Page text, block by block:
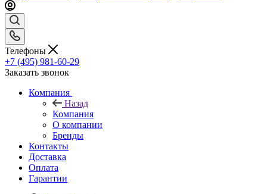
Телефоны
+7 (495) 981-60-29
Заказать звонок
Компания
Назад
Компания
О компании
Бренды
Контакты
Доставка
Оплата
Гарантии